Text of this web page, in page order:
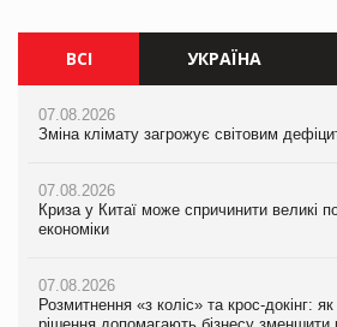
ВСІ УКРАЇНА
07.08.2026
Зміна клімату загрожує світовим
07.08.2026
Криза у Китаї може спричинити великі
економіки
07.08.2026
Розмитнення «з коліс» та крос-докінг: як
07.08.2026
Зміна клімату загрожує світовим
07.08.2026
Криза у Китаї може спричинити великі
економіки
07.08.2026
Розмитнення «з коліс» та крос-докінг: як
07.08.2026
Зміна клімату загрожує світовим
07.08.2026
Криза у Китаї може спричинити великі
економіки
07.08.2026
Kraft Heinz скоротила збиток у першому